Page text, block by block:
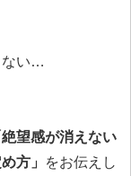
ない…
絶望感が消えない
方」
をお伝えし